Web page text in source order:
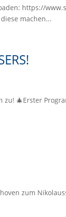
https://
machen...
zu! 🎄Erster
zum